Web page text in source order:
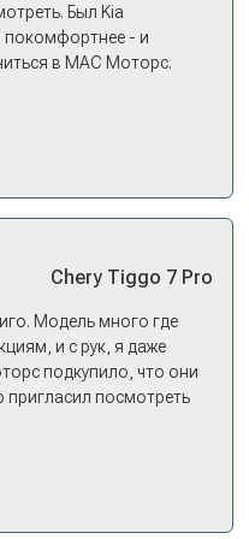
Был Kia
покомфортнее - и
в МАС Моторс.
«китаец». Прям не
в трейд-ин
Chery Tiggo 7 Pro
Модель много где
и с рук, я даже
подкупило, что они
пригласил посмотреть
в салон - и в тот
но довольны! Все